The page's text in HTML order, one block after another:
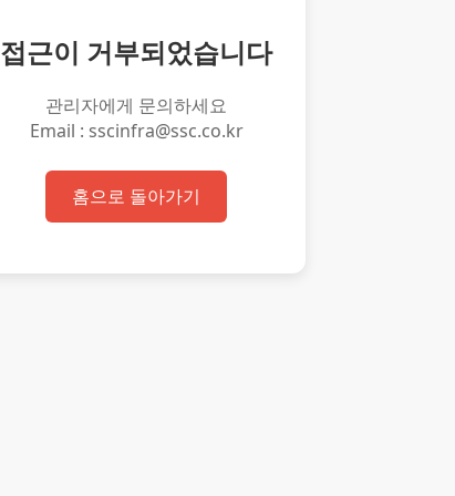
접근이 거부되었습니다
관리자에게 문의하세요
Email : sscinfra@ssc.co.kr
홈으로 돌아가기